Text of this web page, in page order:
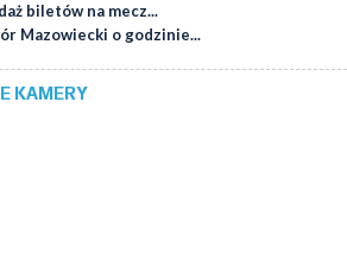
biletów na mecz...
Mazowiecki o godzinie...
KAMERY